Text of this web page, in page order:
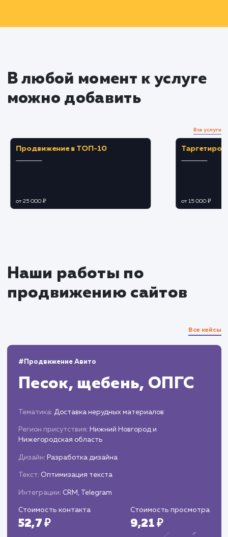
Создание привлекательного и
информативного профиля с хорошо
спланированным контентом.
видимости и привлечения органического
трафика.
Ведение и наполнение группы
с пользователями, отвечая на комментарии и
обратную связь.
Анализ и корректировка
стратегии
Оценка эффективности стратегии на
статистики и аналитики.
увеличения эффективности и достижения
ЗАКАЗАТЬ УСЛУГИ